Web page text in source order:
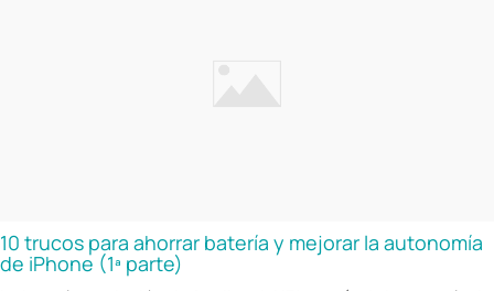
10 trucos para ahorrar batería y mejorar la autonomía
de iPhone (1ª parte)